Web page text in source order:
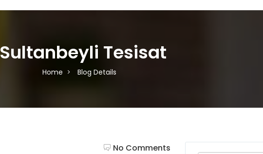
Sultanbeyli Tesisat
Home Blog Details
No Comments